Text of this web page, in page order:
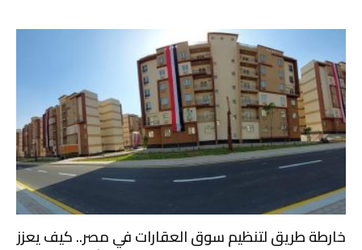
خارطة طريق لتنظيم سوق العقارات في مصر.. كيف يعزز